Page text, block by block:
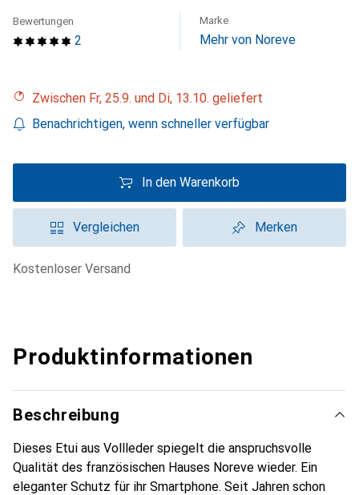
2
Bewertungen Marke
Mehr von Noreve
Zwischen Fr, 25.9. und Di, 13.10. geliefert
Benachrichtigen, wenn schneller verfügbar
In den Warenkorb
Vergleichen Merken
kostenloser Versand
Produktinformationen
Beschreibung
Dieses Etui aus Vollleder spiegelt die anspruchsvolle
Qualität des französischen Hauses Noreve wieder. Ein
eleganter Schutz für ihr Smartphone. Seit Jahren schon